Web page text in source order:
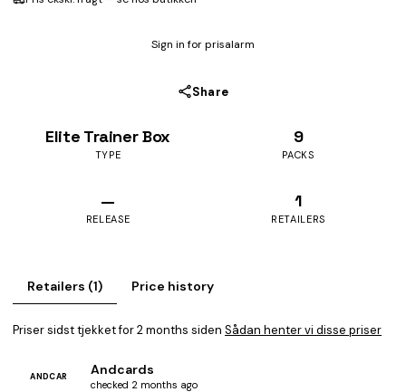
Sign in for prisalarm
Share
Elite Trainer Box
TYPE
9
PACKS
—
RELEASE
1
RETAILERS
Retailers (1) Price history
Priser sidst tjekket for 2 months siden Sådan henter vi disse priser
ANDCAR Andcards
checked 2 months ago